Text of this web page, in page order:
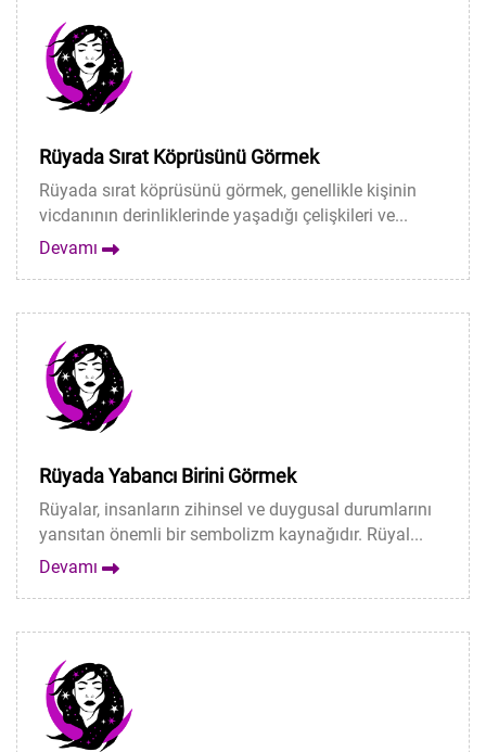
Rüyada Sırat Köprüsünü Görmek
Rüyada sırat köprüsünü görmek, genellikle kişinin
vicdanının derinliklerinde yaşadığı çelişkileri ve...
Devamı
Rüyada Yabancı Birini Görmek
Rüyalar, insanların zihinsel ve duygusal durumlarını
yansıtan önemli bir sembolizm kaynağıdır. Rüyal...
Devamı